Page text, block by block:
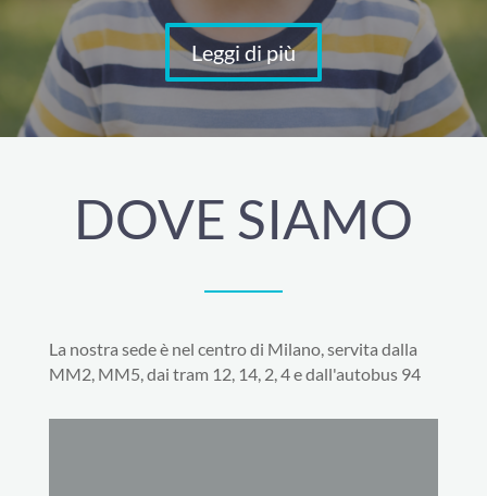
Leggi di più
DOVE SIAMO
La nostra sede è nel centro di Milano, servita dalla
MM2, MM5, dai tram 12, 14, 2, 4 e dall'autobus 94